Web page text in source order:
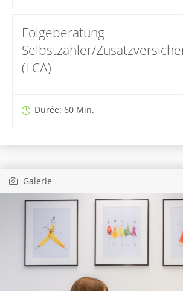
Folgeberatung
Selbstzahler/
(LCA)
Durée: 60 Min.
Galerie